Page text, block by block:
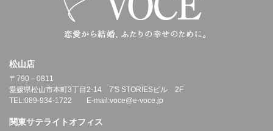
松山店
〒790－0811
愛媛県松山市本町3丁目2-14 7'S STORIESビル 2F
TEL:089-934-1722 E-mail:voce@e-voce.jp
関東サテライトオフィス